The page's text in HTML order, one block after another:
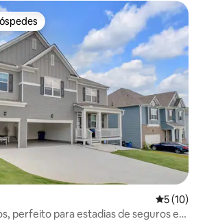
preferidos dos hóspedes
5 de uma
5 (10)
perfeito para estadias de seguros e